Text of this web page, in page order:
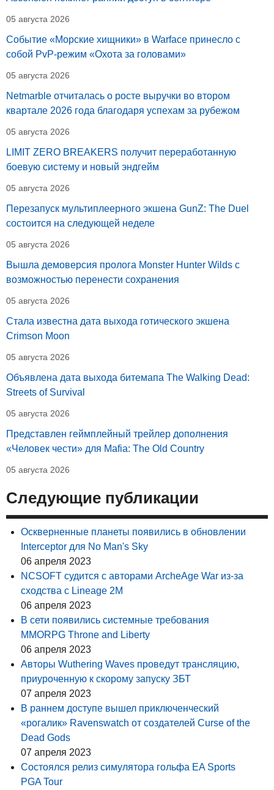
05 августа 2026
Событие «Морские хищники» в Warface принесло с
собой PvP-режим «Охота за головами»
05 августа 2026
Netmarble отчиталась о росте выручки во втором
квартале 2026 года благодаря успехам за рубежом
05 августа 2026
LIMIT ZERO BREAKERS получит переработанную
боевую систему и новый эндгейм
05 августа 2026
Перезапуск мультиплеерного экшена GunZ: The Duel
состоится на следующей неделе
05 августа 2026
Вышла демоверсия пролога Monster Hunter Wilds с
возможностью перенести сохранения
05 августа 2026
Стала известна дата выхода готического экшена
Crimson Moon
05 августа 2026
Объявлена дата выхода битемапа The Walking Dead:
Streets of Survival
05 августа 2026
Представлен геймплейный трейлер дополнения
«Человек чести» для Mafia: The Old Country
05 августа 2026
Следующие публикации
Оскверненные планеты появились в обновлении
Interceptor для No Man's Sky
06 апреля 2023
NCSOFT судится с авторами ArcheAge War из-за
сходства с Lineage 2M
06 апреля 2023
В сети появились системные требования
MMORPG Throne and Liberty
06 апреля 2023
Авторы Wuthering Waves проведут трансляцию,
приуроченную к скорому запуску ЗБТ
07 апреля 2023
В раннем доступе вышел приключенческий
«рогалик» Ravenswatch от создателей Curse of the
Dead Gods
07 апреля 2023
Состоялся релиз симулятора гольфа EA Sports
PGA Tour